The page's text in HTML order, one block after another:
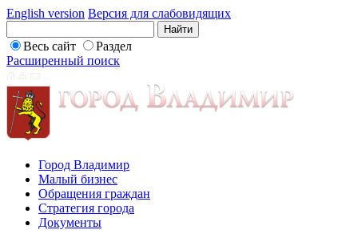
English version Версия для слабовидящих
Весь сайт
Раздел
Расширенный поиск
Город Владимир
Малый бизнес
Обращения граждан
Стратегия города
Документы